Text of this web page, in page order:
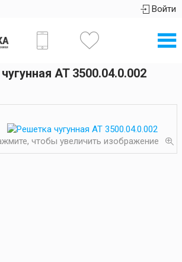
Войти
AT 3500.04.0.002
чтобы увеличить изображение